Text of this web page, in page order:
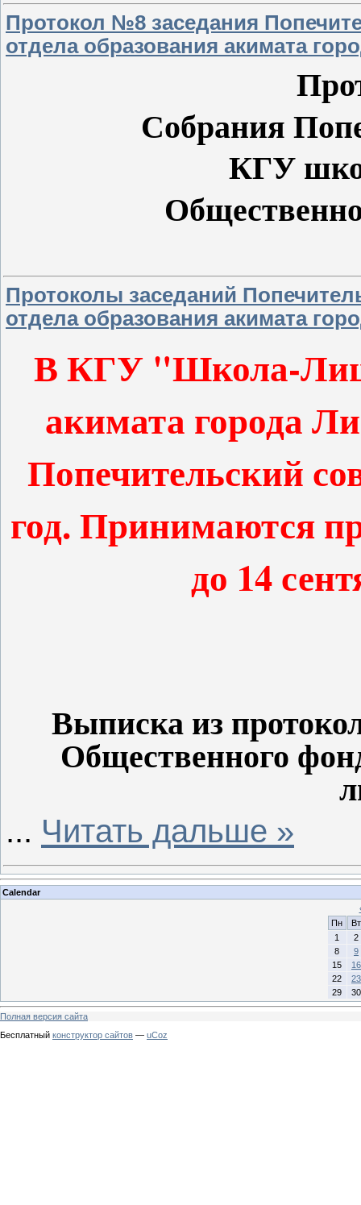
Протокол №8 заседания
отдела образования акимата
Собрания
КГУ
Протоколы заседаний
отдела образования акимата
В КГУ "Школа-
акимата города
Попечительский
год. Принимаются
до 14
Выписка из
Общественного
... Читать дальше »
Calendar
Пн
Вт
1
2
8
9
15
16
22
23
29
30
Полная версия сайта
Бесплатный конструктор сайтов — uCoz